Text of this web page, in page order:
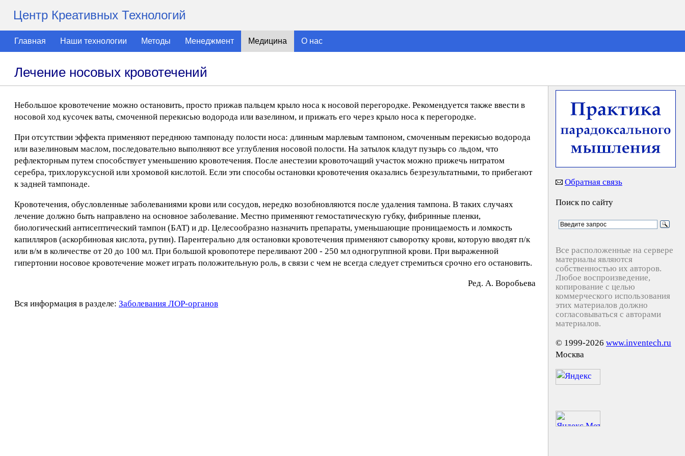
Центр Креативных Технологий
Главная Наши технологии Методы Менеджмент Медицина О нас
Лечение носовых кровотечений
Небольшое кровотечение можно остановить, просто прижав пальцем крыло носа к носовой перегородке. Рекомендуется также ввести в
носовой ход кусочек ваты, смоченной перекисью водорода или вазелином, и прижать его через крыло носа к перегородке.
При отсутствии эффекта применяют переднюю тампонаду полости носа: длинным марлевым тампоном, смоченным перекисью водорода
или вазелиновым маслом, последовательно выполняют все углубления носовой полости. На затылок кладут пузырь со льдом, что
рефлекторным путем способствует уменьшению кровотечения. После анестезии кровоточащий участок можно прижечь нитратом
серебра, трихлоруксусной или хромовой кислотой. Если эти способы остановки кровотечения оказались безрезультатными, то прибегают
к задней тампонаде.
Кровотечения, обусловленные заболеваниями крови или сосудов, нередко возобновляются после удаления тампона. В таких случаях
лечение должно быть направлено на основное заболевание. Местно применяют гемостатическую губку, фибринные пленки,
биологический антисептический тампон (БАТ) и др. Целесообразно назначить препараты, уменьшающие проницаемость и ломкость
капилляров (аскорбиновая кислота, рутин). Парентерально для остановки кровотечения применяют сыворотку крови, которую вводят п/к
или в/м в количестве от 20 до 100 мл. При большой кровопотере переливают 200 - 250 мл одногруппной крови. При выраженной
гипертонии носовое кровотечение может играть положительную роль, в связи с чем не всегда следует стремиться срочно его остановить.
Peд. A. Bopoбьeвa
Вся информация в разделе: Заболевания ЛОР-органов
Обратная связь
Поиск по сайту
Все расположенные на сервере
материалы являются
собственностью их авторов.
Любое воспроизведение,
копирование с целью
коммерческого использования
этих материалов должно
согласовываться с авторами
материалов.
© 1999-2026 www.inventech.ru
Москва